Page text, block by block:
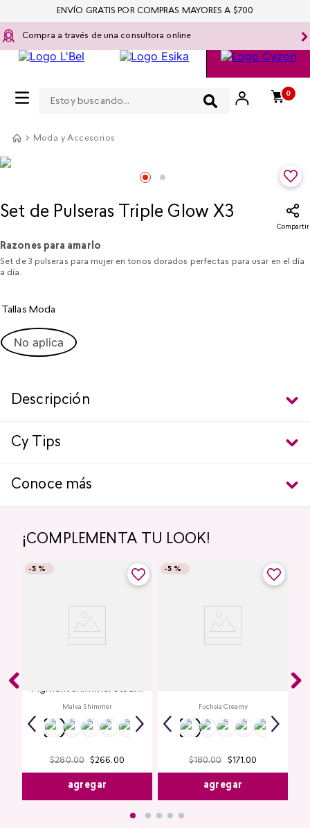
Compra a través de una consultora online
0
ENVÍO GRATIS POR COMPRAS MAYORES A $700
Moda y Accesorios
Set de Pulseras Triple Glow X3​
Compartir
Razones para amarlo
Set de 3 pulseras para mujer en tonos dorados perfectas para usar en el día
a día.
Tallas Moda
No aplica
Descripción
Cy Tips
Conoce más
¡COMPLEMENTA TU LOOK!
-5 %
Pigment Shimmer Studio
Look
Malva Shimmer
$280.00 $266.00
agregar
-5 %
Fuchsia Creamy
$180.00 $171.00
agregar